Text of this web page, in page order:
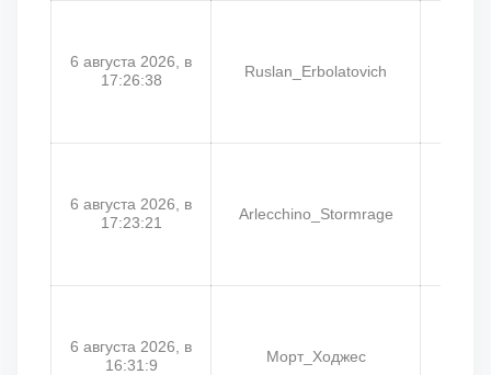
6 августа 2026, в
17:26:38
Ruslan_Erbolatovich
6 августа 2026, в
17:23:21
Arlecchino_Stormrage
6 августа 2026, в
16:31:9
Морт_Ходжес